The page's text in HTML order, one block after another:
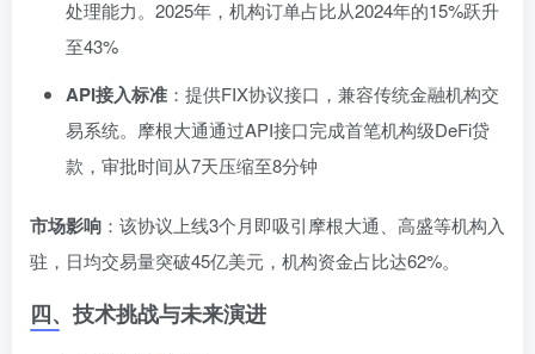
处理能力。2025年，机构订单占比从2024年的15%跃升
至43%
API接入标准 ：提供FIX协议接口，兼容传统金融机构交
易系统。摩根大通通过API接口完成首笔机构级DeFi贷
款，审批时间从7天压缩至8分钟
市场影响 ：该协议上线3个月即吸引摩根大通、高盛等机构入
驻，日均交易量突破45亿美元，机构资金占比达62%。
四、技术挑战与未来演进